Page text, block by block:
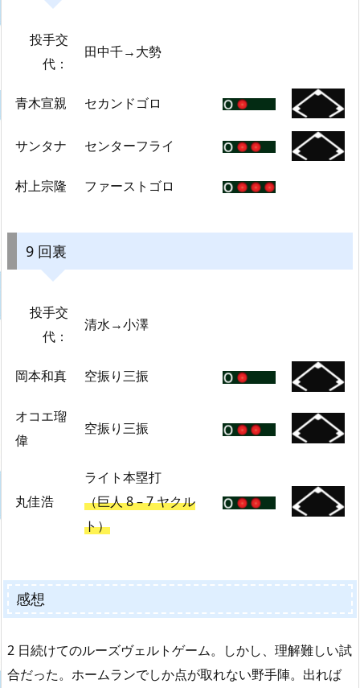
投手交
代：
田中千→大勢
青木宣親 セカンドゴロ
サンタナ センターフライ
村上宗隆 ファーストゴロ
9 回裏
投手交
代：
清水→小澤
岡本和真 空振り三振
オコエ瑠
偉
空振り三振
丸佳浩
ライト本塁打
（巨人 8 – 7 ヤクル
ト）
感想
2 日続けてのルーズヴェルトゲーム。しかし、理解難しい試
合だった。ホームランでしか点が取れない野手陣。出れば